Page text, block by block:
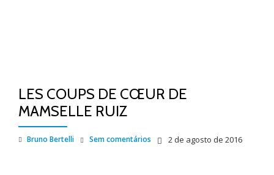
LES COUPS DE CŒUR DE
MAMSELLE RUIZ
Bruno Bertelli 2 de agosto de 2016
Sem comentários